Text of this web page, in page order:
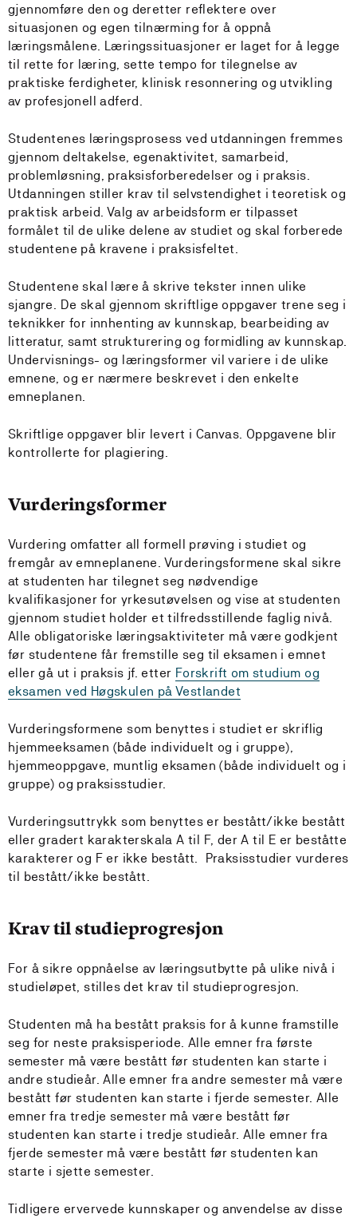
gjennomføre den og deretter reflektere over
situasjonen og egen tilnærming for å oppnå
læringsmålene. Læringssituasjoner er laget for å legge
til rette for læring, sette tempo for tilegnelse av
praktiske ferdigheter, klinisk resonnering og utvikling
av profesjonell adferd.
Studentenes læringsprosess ved utdanningen fremmes
gjennom deltakelse, egenaktivitet, samarbeid,
problemløsning, praksisforberedelser og i praksis.
Utdanningen stiller krav til selvstendighet i teoretisk og
praktisk arbeid. Valg av arbeidsform er tilpasset
formålet til de ulike delene av studiet og skal forberede
studentene på kravene i praksisfeltet.
Studentene skal lære å skrive tekster innen ulike
sjangre. De skal gjennom skriftlige oppgaver trene seg i
teknikker for innhenting av kunnskap, bearbeiding av
litteratur, samt strukturering og formidling av kunnskap.
Undervisnings- og læringsformer vil variere i de ulike
emnene, og er nærmere beskrevet i den enkelte
emneplanen.
Skriftlige oppgaver blir levert i Canvas. Oppgavene blir
kontrollerte for plagiering.
Vurderingsformer
Vurdering omfatter all formell prøving i studiet og
fremgår av emneplanene. Vurderingsformene skal sikre
at studenten har tilegnet seg nødvendige
kvalifikasjoner for yrkesutøvelsen og vise at studenten
gjennom studiet holder et tilfredsstillende faglig nivå.
Alle obligatoriske læringsaktiviteter må være godkjent
før studentene får fremstille seg til eksamen i emnet
eller gå ut i praksis jf. etter Forskrift om studium og
eksamen ved Høgskulen på Vestlandet
Vurderingsformene som benyttes i studiet er skriflig
hjemmeeksamen (både individuelt og i gruppe),
hjemmeoppgave, muntlig eksamen (både individuelt og i
gruppe) og praksisstudier.
Vurderingsuttrykk som benyttes er bestått/ikke bestått
eller gradert karakterskala A til F, der A til E er beståtte
karakterer og F er ikke bestått. Praksisstudier vurderes
til bestått/ikke bestått.
Krav til studieprogresjon
For å sikre oppnåelse av læringsutbytte på ulike nivå i
studieløpet, stilles det krav til studieprogresjon.
Studenten må ha bestått praksis for å kunne framstille
seg for neste praksisperiode. Alle emner fra første
semester må være bestått før studenten kan starte i
andre studieår. Alle emner fra andre semester må være
bestått før studenten kan starte i fjerde semester. Alle
emner fra tredje semester må være bestått før
studenten kan starte i tredje studieår. Alle emner fra
fjerde semester må være bestått før studenten kan
starte i sjette semester.
Tidligere ervervede kunnskaper og anvendelse av disse